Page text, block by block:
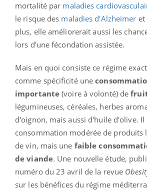
mortalité par maladies
le risque des maladies d'Alzheimer et
plus, elle améliorerait aussi les
lors d'une fécondation assistée.
Mais en quoi consiste ce régime
comme spécificité une
importante(voire à volonté) de
légumineuses, céréales, herbes
d'oignon, mais aussi d'huile d'olive. Il
consommation modérée de
de vin, mais une faible
de viande. Une nouvelle étude,
numéro du 23 avril de la revue
sur les bénéfices du régime